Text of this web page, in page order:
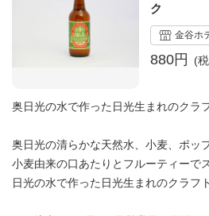
ク
金谷ホ
880円
奥日光の水で作った日光生まれのクラ
奥日光の清らかな天然水、小麦、ポッ
小麦由来の口あたりとフルーティーで
日光の水で作った日光生まれのクラフ